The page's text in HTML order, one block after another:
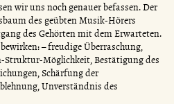
wir uns noch genauer befassen. Der
des geübten Musik-Hörers
des Gehörten mit dem Erwarteten.
– freudige Überraschung,
Struktur-Möglichkeit, Bestätigung des
Schärfung der
Unverständnis des